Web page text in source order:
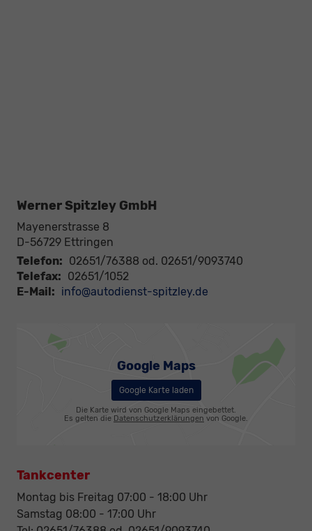
Werner Spitzley GmbH
Mayenerstrasse 8
D-56729 Ettringen
Telefon: 02651/76388 od. 02651/9093740
Telefax: 02651/1052
E-Mail: info@autodienst-spitzley.de
Google Maps
Google Karte laden
Die Karte wird von Google Maps eingebettet.
Es gelten die Datenschutzerklärungen von Google.
Tankcenter
Montag bis Freitag 07:00 - 18:00 Uhr
Samstag 08:00 - 17:00 Uhr